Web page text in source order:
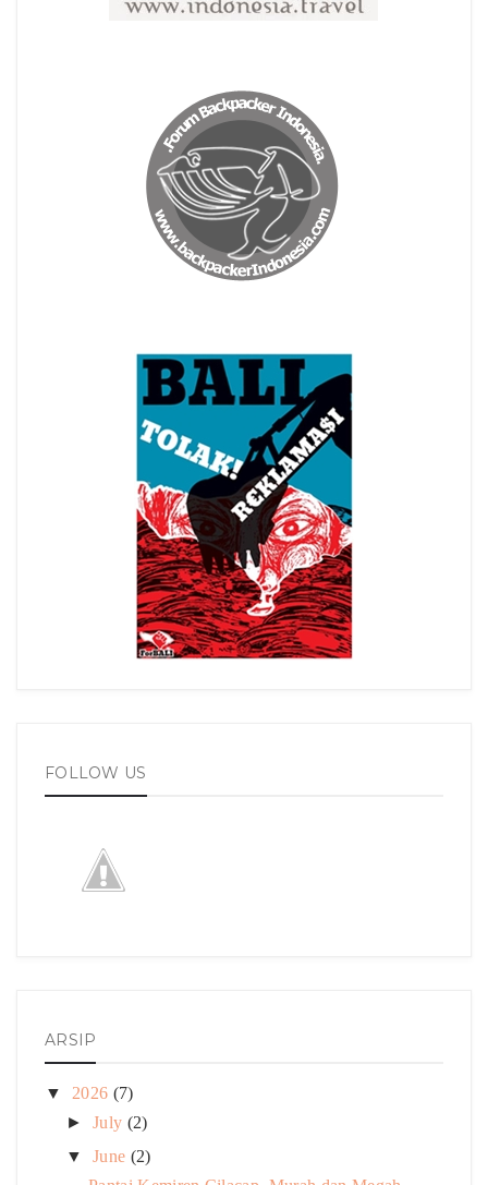
FOLLOW US
ARSIP
▼ 2026 (7)
►July (2)
▼June (2)